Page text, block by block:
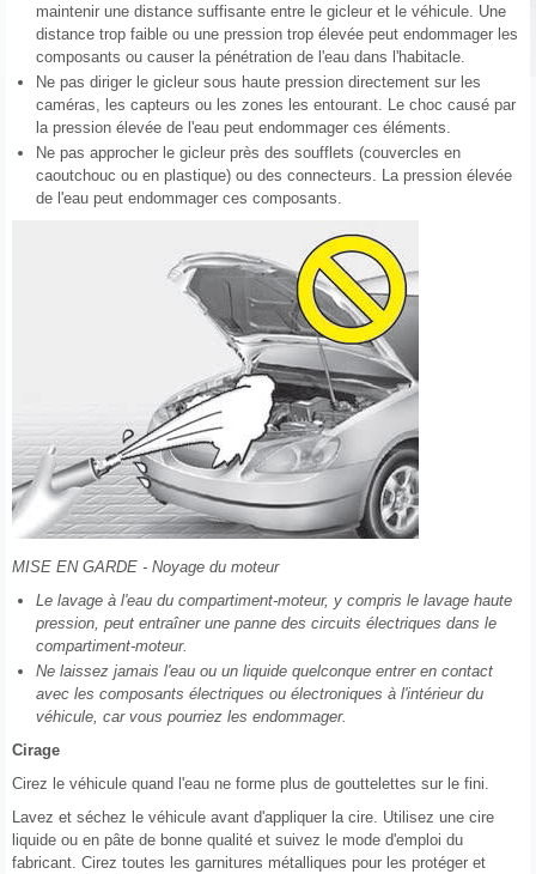
maintenir une distance suffisante entre le gicleur et le véhicule. Une
distance trop faible ou une pression trop élevée peut endommager les
composants ou causer la pénétration de l'eau dans l'habitacle.
Ne pas diriger le gicleur sous haute pression directement sur les
caméras, les capteurs ou les zones les entourant. Le choc causé par
la pression élevée de l'eau peut endommager ces éléments.
Ne pas approcher le gicleur près des soufflets (couvercles en
caoutchouc ou en plastique) ou des connecteurs. La pression élevée
de l'eau peut endommager ces composants.
MISE EN GARDE - Noyage du moteur
Le lavage à l'eau du compartiment-moteur, y compris le lavage haute
pression, peut entraîner une panne des circuits électriques dans le
compartiment-moteur.
Ne laissez jamais l'eau ou un liquide quelconque entrer en contact
avec les composants électriques ou électroniques à l'intérieur du
véhicule, car vous pourriez les endommager.
Cirage
Cirez le véhicule quand l'eau ne forme plus de gouttelettes sur le fini.
Lavez et séchez le véhicule avant d'appliquer la cire. Utilisez une cire
liquide ou en pâte de bonne qualité et suivez le mode d'emploi du
fabricant. Cirez toutes les garnitures métalliques pour les protéger et